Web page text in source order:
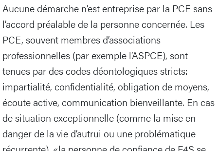
Aucune démarche n’est entreprise par la PCE sans
l’accord préalable de la personne concernée. Les
PCE, souvent membres d’associations
professionnelles (par exemple l’ASPCE), sont
tenues par des codes déontologiques stricts:
impartialité, confidentialité, obligation de moyens,
écoute active, communication bienveillante. En cas
de situation exceptionnelle (comme la mise en
danger de la vie d’autrui ou une problématique